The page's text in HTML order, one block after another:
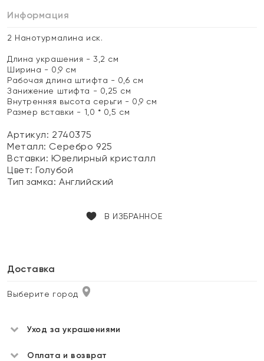
Информация
2 Нанотурмалина иск.
Длина украшения - 3,2 см
Ширина - 0,9 см
Рабочая длина штифта - 0,6 см
Занижение штифта - 0,25 см
Внутренняя высота серьги - 0,9 см
Размер вставки - 1,0 * 0,5 см
Артикул: 2740375
Металл: Серебро 925
Вставки:Ювелирный кристалл
Цвет:Голубой
Тип замка:Английский
В ИЗБРАННОЕ
Доставка
Выберите город
Уход за украшениями
Оплата и возврат